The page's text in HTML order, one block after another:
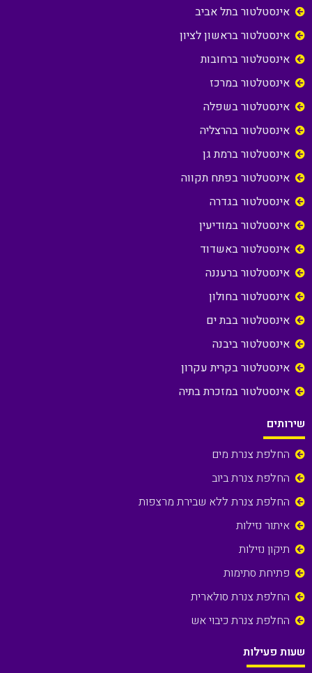
אינסטלטור בתל אביב
אינסטלטור בראשון לציון
אינסטלטור ברחובות
אינסטלטור במרכז
אינסטלטור בשפלה
אינסטלטור בהרצליה
אינסטלטור ברמת גן
אינסטלטור בפתח תקווה
אינסטלטור בגדרה
אינסטלטור במודיעין
אינסטלטור באשדוד
אינסטלטור ברעננה
אינסטלטור בחולון
אינסטלטור בבת ים
אינסטלטור ביבנה
אינסטלטור בקרית עקרון
אינסטלטור במזכרת בתיה
שירותים
החלפת צנרת מים
החלפת צנרת ביוב
החלפת צנרת ללא שבירת מרצפות
איתור נזילות
תיקון נזילות
פתיחת סתימות
החלפת צנרת סולארית
החלפת צנרת כיבוי אש
שעות פעילות